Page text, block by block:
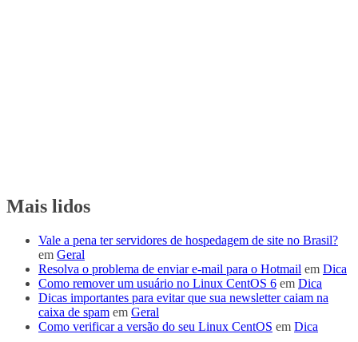
Mais lidos
Vale a pena ter servidores de hospedagem de site no Brasil?
em Geral
Resolva o problema de enviar e-mail para o Hotmail em Dica
Como remover um usuário no Linux CentOS 6 em Dica
Dicas importantes para evitar que sua newsletter caiam na
caixa de spam em Geral
Como verificar a versão do seu Linux CentOS em Dica